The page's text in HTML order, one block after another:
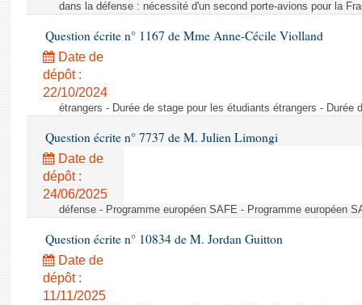
Dossiers législatifs
Budget et sécurité sociale
Questions écrites et orales
Comptes rendus des débats
dans la défense : nécessité d'un second porte-avions pour la
Question écrite n° 1167 de Mme Anne-Cécile Violland
Date de
dépôt :
22/10/2024
étrangers - Durée de stage pour les étudiants étrangers - Durée
Question écrite n° 7737 de M. Julien Limongi
Date de
dépôt :
24/06/2025
défense - Programme européen SAFE - Programme européen
Question écrite n° 10834 de M. Jordan Guitton
Date de
dépôt :
11/11/2025